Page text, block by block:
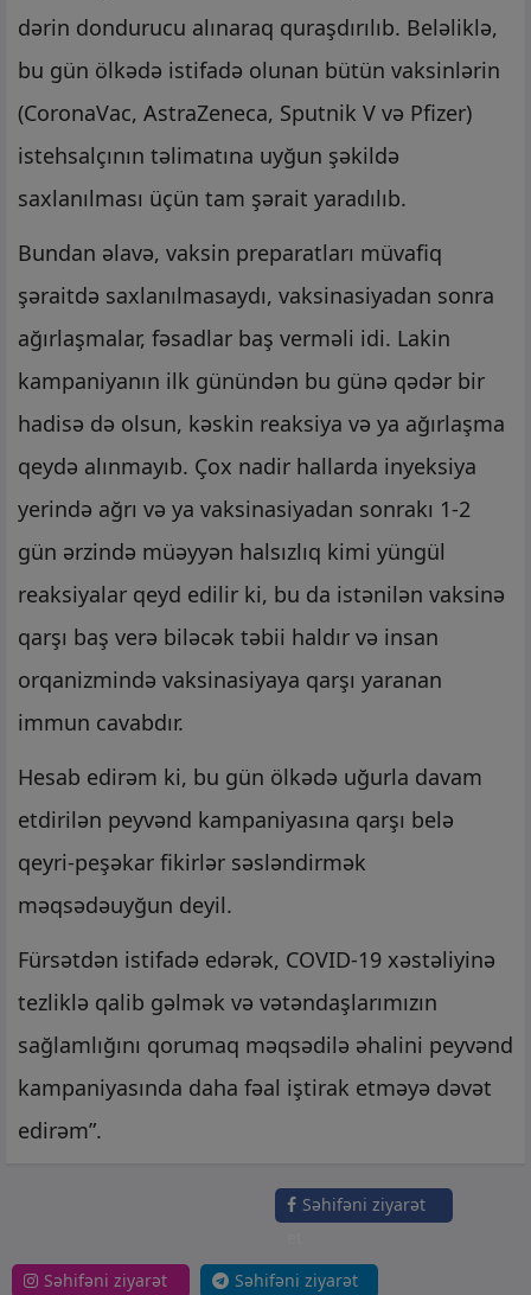
dərin dondurucu alınaraq quraşdırılıb. Beləliklə,
bu gün ölkədə istifadə olunan bütün vaksinlərin
(CoronaVac, AstraZeneca, Sputnik V və Pfizer)
istehsalçının təlimatına uyğun şəkildə
saxlanılması üçün tam şərait yaradılıb.
Bundan əlavə, vaksin preparatları müvafiq
şəraitdə saxlanılmasaydı, vaksinasiyadan sonra
ağırlaşmalar, fəsadlar baş verməli idi. Lakin
kampaniyanın ilk günündən bu günə qədər bir
hadisə də olsun, kəskin reaksiya və ya ağırlaşma
qeydə alınmayıb. Çox nadir hallarda inyeksiya
yerində ağrı və ya vaksinasiyadan sonrakı 1-2
gün ərzində müəyyən halsızlıq kimi yüngül
reaksiyalar qeyd edilir ki, bu da istənilən vaksinə
qarşı baş verə biləcək təbii haldır və insan
orqanizmində vaksinasiyaya qarşı yaranan
immun cavabdır.
Hesab edirəm ki, bu gün ölkədə uğurla davam
etdirilən peyvənd kampaniyasına qarşı belə
qeyri-peşəkar fikirlər səsləndirmək
məqsədəuyğun deyil.
Fürsətdən istifadə edərək, COVID-19 xəstəliyinə
tezliklə qalib gəlmək və vətəndaşlarımızın
sağlamlığını qorumaq məqsədilə əhalini peyvənd
kampaniyasında daha fəal iştirak etməyə dəvət
edirəm”.
Səhifəni ziyarət
Səhifəni ziyarət
Səhifəni ziyarət